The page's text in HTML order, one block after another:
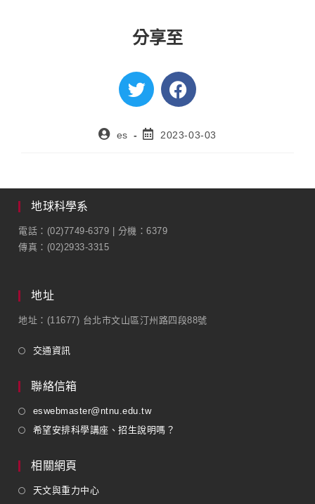
分享至
es 2023-03-03
地球科學系
電話：(02)7749-6379 | 分機：6379
傳真：(02)2933-3315
地址
地址：(11677) 台北市文山區汀州路四段88號
交通資訊
聯絡信箱
eswebmaster@ntnu.edu.tw
希望安排科學講座、招生說明嗎？
相關網頁
天文與重力中心